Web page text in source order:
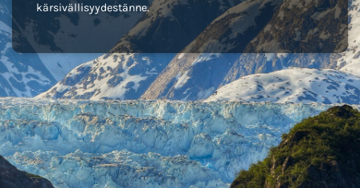
kärsivällisyydestänne.